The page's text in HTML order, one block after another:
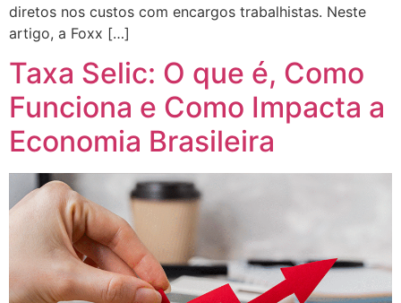
diretos nos custos com encargos trabalhistas. Neste
artigo, a Foxx […]
Taxa Selic: O que é, Como
Funciona e Como Impacta a
Economia Brasileira